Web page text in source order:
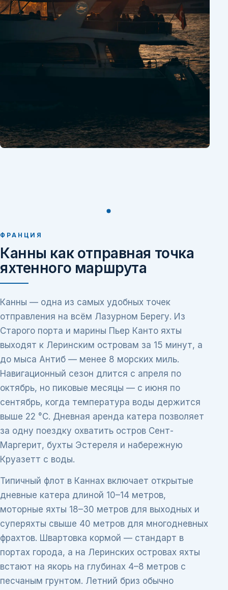
ФРАНЦИЯ
Канны как отправная точка
яхтенного маршрута
Канны — одна из самых удобных точек
отправления на всём Лазурном Берегу. Из
Старого порта и марины Пьер Канто яхты
выходят к Леринским островам за 15 минут, а
до мыса Антиб — менее 8 морских миль.
Навигационный сезон длится с апреля по
октябрь, но пиковые месяцы — с июня по
сентябрь, когда температура воды держится
выше 22 °C. Дневная аренда катера позволяет
за одну поездку охватить остров Сент-
Маргерит, бухты Эстереля и набережную
Круазетт с воды.
Типичный флот в Каннах включает открытые
дневные катера длиной 10–14 метров,
моторные яхты 18–30 метров для выходных и
суперяхты свыше 40 метров для многодневных
фрахтов. Швартовка кормой — стандарт в
портах города, а на Леринских островах яхты
встают на якорь на глубинах 4–8 метров с
песчаным грунтом. Летний бриз обычно